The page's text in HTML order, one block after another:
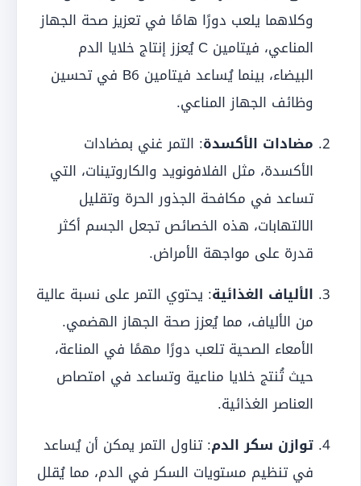
وكلاهما يلعب دورًا هامًا في تعزيز صحة الجهاز
المناعي، فيتامين C يُعزز إنتاج خلايا الدم
البيضاء، بينما يُساعد فيتامين B6 في تحسين
وظائف الجهاز المناعي.
مضادات الأكسدة: التمر غني بمضادات
الأكسدة، مثل الفلافونويد والكاروتينات، التي
تساعد في مكافحة الجذور الحرة وتقليل
الالتهابات، هذه الخصائص تجعل الجسم أكثر
قدرة على مواجهة الأمراض.
الألياف الغذائية: يحتوي التمر على نسبة عالية
من الألياف، مما يُعزز صحة الجهاز الهضمي.
الأمعاء الصحية تلعب دورًا مهمًا في المناعة،
حيث تُنتج خلايا مناعية وتساعد في امتصاص
العناصر الغذائية.
توازن سكر الدم: تناول التمر يمكن أن يُساعد
في تنظيم مستويات السكر في الدم، مما يُقلل